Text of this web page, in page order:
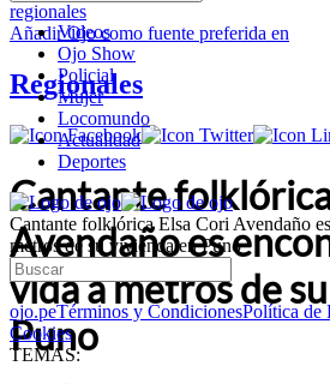
Videos
Ojo Show
Policial
Mujer
Locomundo
Actualidad
Deportes
Cantante folklórica Elsa Cori Avendaño
metros de su vivienda en Puno
ojo.peTérminos y CondicionesPolítica de
Cookies
TEMAS:
regionales
AñadirOjocomo fuente preferida en
Regionales
Cantante
Avendaño es
vida a metros de
Puno